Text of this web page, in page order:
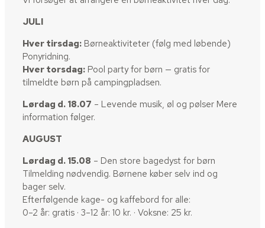
JULI
Hver tirsdag: Børneaktiviteter (følg med løbende)
Ponyridning.
Hver torsdag: Pool party for børn — gratis for
tilmeldte børn på campingpladsen.
Lørdag d. 18.07 – Levende musik, øl og pølser Mere
information følger.
AUGUST
Lørdag d. 15.08 – Den store bagedyst for børn
Tilmelding nødvendig. Børnene køber selv ind og
bager selv.
Efterfølgende kage- og kaffebord for alle:
0–2 år: gratis · 3–12 år: 10 kr. · Voksne: 25 kr.